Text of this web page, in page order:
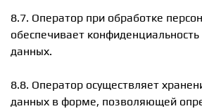
8.7. Оператор при обработке
обеспечивает
данных.
8.8. Оператор осуществляет
данных в форме, позволяющей